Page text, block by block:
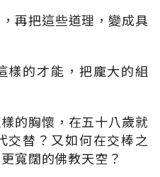
再把這些道理，變成具
的才能，把龐大的組
的胸懷，在五十八歲就
交替？又如何在交棒之
寬闊的佛教天空？